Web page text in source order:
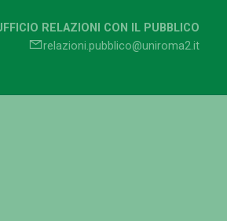
RELAZIONI CON IL PUBBLICO
relazioni.pubblico@uniroma2.it